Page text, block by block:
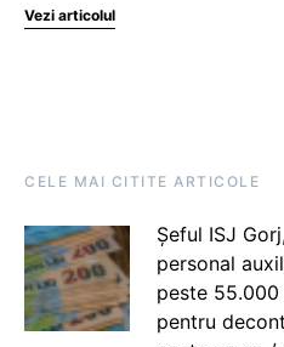
Vezi articolul
CELE MAI CITITE ARTICOLE
Șeful ISJ
personal
peste
pentru